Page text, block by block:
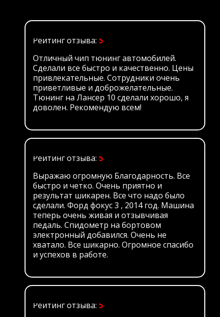
Рейтинг отзыва: 5
Отличный чип тюнинг автомобилей.
Сделали все быстро и качественно. Цены
привлекательные. Сотрудники очень
приветливые и доброжелательные.
Тюнинг на Лансер 10 сделали хорошо, я
доволен. Рекомендую всем!
Рейтинг отзыва: 5
Выражаю огромную Благодарность. Все
быстро и четко. Очень приятно и
результат шикарен. Все что надо было
сделали. Форд фокус 3 , 2014 год. Машина
теперь очень живая и отзывчивая
педаль. Спидометр на бортовом
электронный добавился. Очень не
хватало. Все шикарно. Огромное спасибо
и успехов в работе.
Рейтинг отзыва: 5